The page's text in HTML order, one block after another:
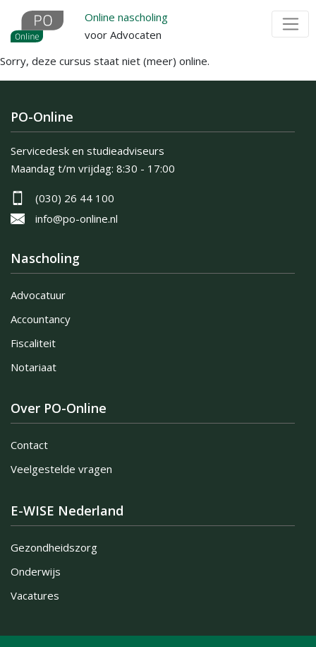
Overslaan
naar
de
inhoud
Online nascholing
voor Advocaten
Sorry, deze cursus staat niet (meer) online.
PO-Online
Servicedesk en studieadviseurs
Maandag t/m vrijdag: 8:30 - 17:00
(030) 26 44 100
info@po-online.nl
Nascholing
Advocatuur
Accountancy
Fiscaliteit
Notariaat
Over PO-Online
Contact
Veelgestelde vragen
E-WISE Nederland
Gezondheidszorg
Onderwijs
Vacatures